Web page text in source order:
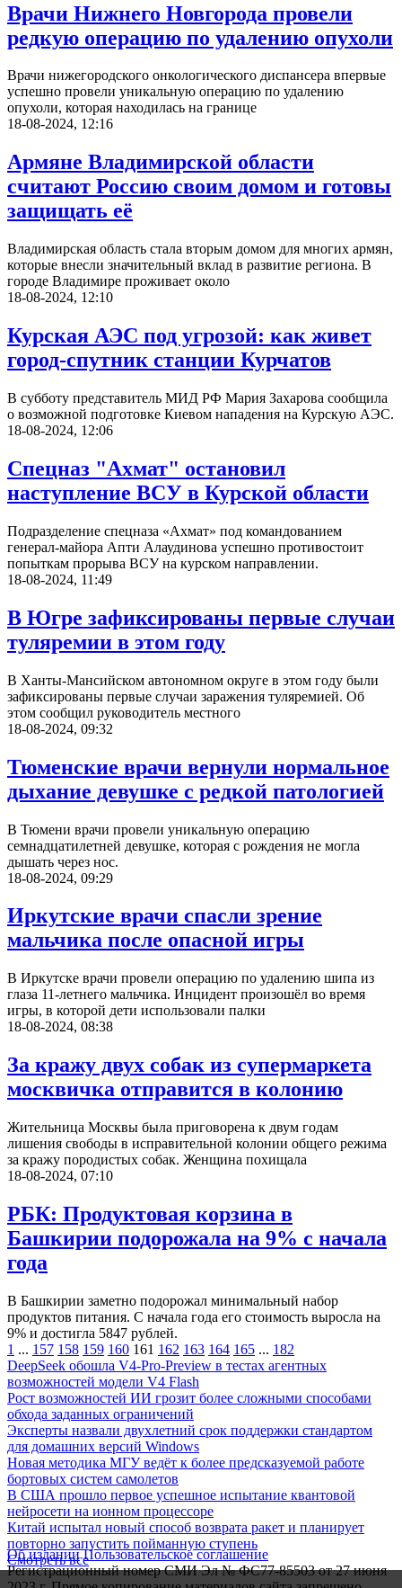
Врачи Нижнего Новгорода провели
редкую операцию по удалению опухоли
Врачи нижегородского онкологического диспансера впервые
успешно провели уникальную операцию по удалению
опухоли, которая находилась на границе
18-08-2024, 12:16
Армяне Владимирской области
считают Россию своим домом и готовы
защищать её
Владимирская область стала вторым домом для многих армян,
которые внесли значительный вклад в развитие региона. В
городе Владимире проживает около
18-08-2024, 12:10
Курская АЭС под угрозой: как живет
город-спутник станции Курчатов
В субботу представитель МИД РФ Мария Захарова сообщила
о возможной подготовке Киевом нападения на Курскую АЭС.
18-08-2024, 12:06
Спецназ "Ахмат" остановил
наступление ВСУ в Курской области
Подразделение спецназа «Ахмат» под командованием
генерал-майора Апти Алаудинова успешно противостоит
попыткам прорыва ВСУ на курском направлении.
18-08-2024, 11:49
В Югре зафиксированы первые случаи
туляремии в этом году
В Ханты-Мансийском автономном округе в этом году были
зафиксированы первые случаи заражения туляремией. Об
этом сообщил руководитель местного
18-08-2024, 09:32
Тюменские врачи вернули нормальное
дыхание девушке с редкой патологией
В Тюмени врачи провели уникальную операцию
семнадцатилетней девушке, которая с рождения не могла
дышать через нос.
18-08-2024, 09:29
Иркутские врачи спасли зрение
мальчика после опасной игры
В Иркутске врачи провели операцию по удалению шипа из
глаза 11-летнего мальчика. Инцидент произошёл во время
игры, в которой дети использовали палки
18-08-2024, 08:38
За кражу двух собак из супермаркета
москвичка отправится в колонию
Жительница Москвы была приговорена к двум годам
лишения свободы в исправительной колонии общего режима
за кражу породистых собак. Женщина похищала
18-08-2024, 07:10
РБК: Продуктовая корзина в
Башкирии подорожала на 9% с начала
года
В Башкирии заметно подорожал минимальный набор
продуктов питания. С начала года его стоимость выросла на
9% и достигла 5847 рублей.
1 ... 157 158 159 160 161 162 163 164 165 ... 182
DeepSeek обошла V4-Pro-Preview в тестах агентных
возможностей модели V4 Flash
Рост возможностей ИИ грозит более сложными способами
обхода заданных ограничений
Эксперты назвали двухлетний срок поддержки стандартом
для домашних версий Windows
Новая методика МГУ ведёт к более предсказуемой работе
бортовых систем самолетов
В США прошло первое успешное испытание квантовой
нейросети на ионном процессоре
Китай испытал новый способ возврата ракет и планирует
повторно запустить пойманную ступень
Смотреть все
Об издании Пользовательское соглашение
Регистрационный номер СМИ Эл № ФС77-85503 от 27 июня